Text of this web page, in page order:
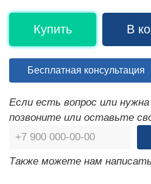
Купить В
Бесплатная консультация
Если есть вопрос или
позвоните или оставьте
Также можете нам